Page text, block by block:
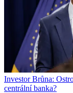
Investor Brůna:
centrální banka?